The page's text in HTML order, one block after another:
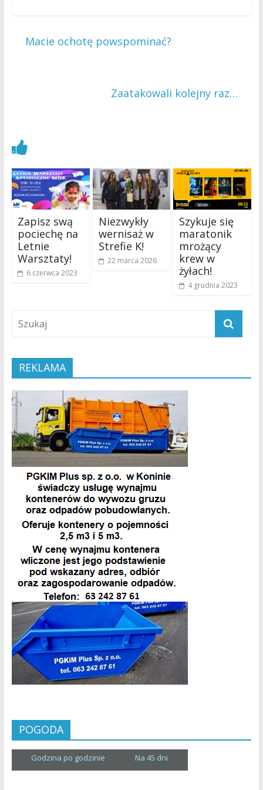
Macie ochotę powspominać?
Zaatakowali kolejny raz…
Zapisz swą
pociechę na
Letnie
Warsztaty!
6 czerwca 2023
Niezwykły
wernisaż w
Strefie K!
22 marca 2026
Szykuje się
maratonik
mrożący
krew w
żyłach!
4 grudnia 2023
REKLAMA
POGODA
Godzina po godzinie Na 45 dni